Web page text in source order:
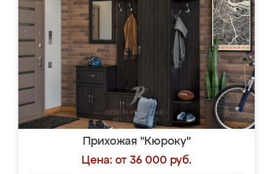
Прихожая "Кюроку"
Цена: от 36 000 руб.